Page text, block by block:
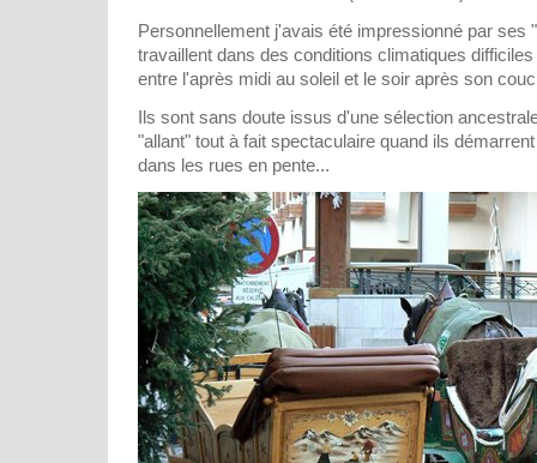
Personnellement j'avais été impressionné par ses
travaillent dans des conditions climatiques
entre l'après midi au soleil et le soir après son
Ils sont sans doute issus d'une sélection
"allant" tout à fait spectaculaire quand ils
dans les rues en pente...